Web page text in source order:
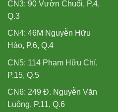
CN3: 90 Vườn Chuối, P.4,
Q.3
CN4: 46M Nguyễn Hữu
Hào, P.6, Q.4
CN5: 114 Phạm Hữu Chí,
P.15, Q.5
CN6: 249 Đ. Nguyễn Văn
Luông, P.11, Q.6